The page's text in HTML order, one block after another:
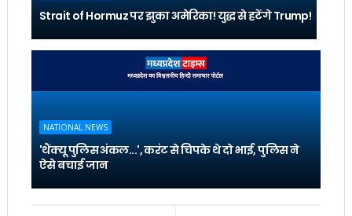
Strait of Hormuz पर झुका अमेरिका! युद्ध से हटेंगे Trump!
NATIONAL NEWS
'थैंक्यू पुलिस अंकल...', करंट से चिपके थे दो भाई, पुलिस ने
ऐसे बचाई जान